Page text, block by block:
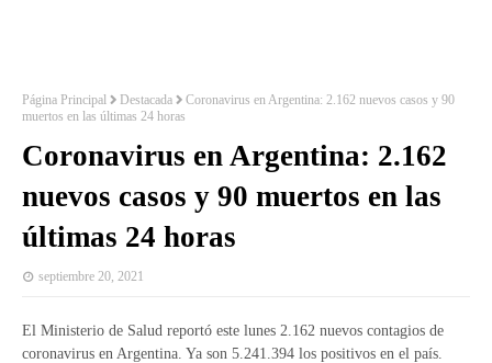
Página Principal Destacada
Coronavirus en Argentina: 2.162 nuevos casos y 90
muertos en las últimas 24 horas
Coronavirus en Argentina: 2.162
nuevos casos y 90 muertos en las
últimas 24 horas
septiembre 20, 2021
El Ministerio de Salud reportó este lunes 2.162 nuevos contagios de
coronavirus en Argentina. Ya son 5.241.394 los positivos en el país.